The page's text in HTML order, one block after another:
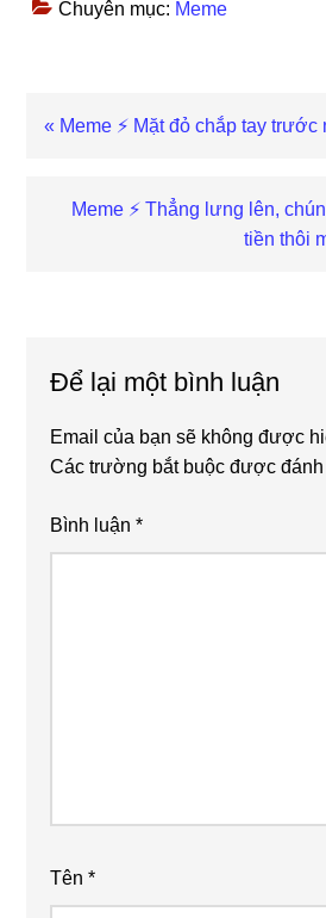
Chuyên mục: Meme
Previous
« Meme ⚡ Mặt đỏ chắp tay
Next
Meme ⚡ Thẳng lưng lên,
tiền thôi
Để lại một bình luận
Email của bạn sẽ không được
Các trường bắt buộc được
Bình luận*
Tên*